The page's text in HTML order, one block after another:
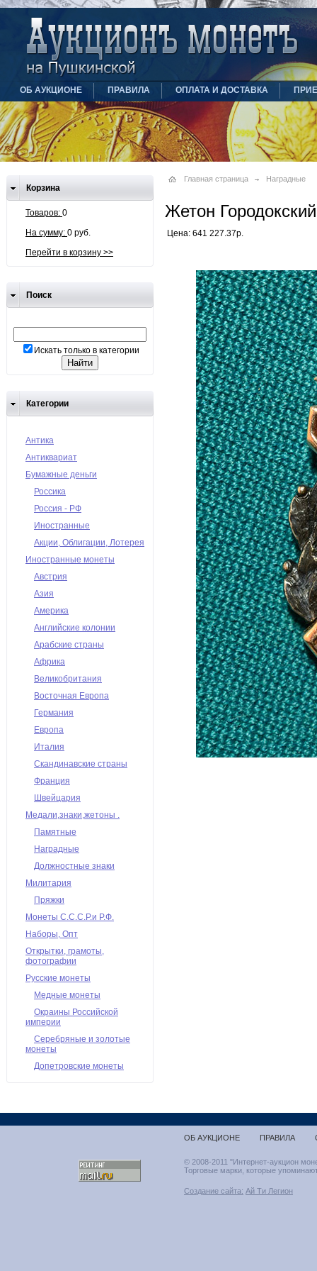
ОБ АУКЦИОНЕ ПРАВИЛА ОПЛАТА И ДОСТАВКА
Корзина
Товаров: 0
На сумму: 0 руб.
Перейти в корзину >>
Поиск
Искать только в категории
Категории
Антика
Антиквариат
Бумажные деньги
Россика
Россия - РФ
Иностранные
Акции, Облигации, Лотерея
Иностранные монеты
Австрия
Азия
Америка
Английские колонии
Арабские страны
Африка
Великобритания
Восточная Европа
Германия
Европа
Италия
Скандинавские страны
Франция
Швейцария
Медали,знаки,жетоны .
Памятные
Наградные
Должностные знаки
Милитария
Пряжки
Монеты С.С.С.Р.и Р.Ф.
Наборы, Опт
Открытки, грамоты,
фотографии
Русские монеты
Медные монеты
Окраины Российской
империи
Серебряные и золотые
монеты
Допетровские монеты
Главная страница Наградные
Жетон
Цена: 641 227.37р.
ОБ АУКЦИОНЕ ПРАВИЛА
© 2008-2011 "Интернет-аукцион
Торговые марки, которые
Создание сайта: Ай Ти Легион